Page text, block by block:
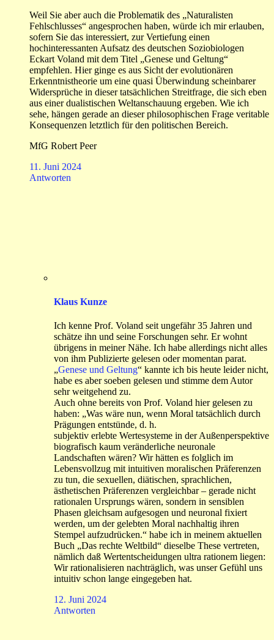
Weil Sie aber auch die Problematik des „Naturalisten
Fehlschlusses“ angesprochen haben, würde ich mir erlauben,
sofern Sie das interessiert, zur Vertiefung einen
hochinteressanten Aufsatz des deutschen Soziobiologen
Eckart Voland mit dem Titel „Genese und Geltung“
empfehlen. Hier ginge es aus Sicht der evolutionären
Erkenntnistheorie um eine quasi Überwindung scheinbarer
Widersprüche in dieser tatsächlichen Streitfrage, die sich eben
aus einer dualistischen Weltanschauung ergeben. Wie ich
sehe, hängen gerade an dieser philosophischen Frage veritable
Konsequenzen letztlich für den politischen Bereich.
MfG Robert Peer
11. Juni 2024
Antworten
Klaus Kunze
Ich kenne Prof. Voland seit ungefähr 35 Jahren und
schätze ihn und seine Forschungen sehr. Er wohnt
übrigens in meiner Nähe. Ich habe allerdings nicht alles
von ihm Publizierte gelesen oder momentan parat.
„Genese und Geltung“ kannte ich bis heute leider nicht,
habe es aber soeben gelesen und stimme dem Autor
sehr weitgehend zu.
Auch ohne bereits von Prof. Voland hier gelesen zu
haben: „Was wäre nun, wenn Moral tatsächlich durch
Prägungen entstünde, d. h.
subjektiv erlebte Wertesysteme in der Außenperspektive
biografisch kaum veränderliche neuronale
Landschaften wären? Wir hätten es folglich im
Lebensvollzug mit intuitiven moralischen Präferenzen
zu tun, die sexuellen, diätischen, sprachlichen,
ästhetischen Präferenzen vergleichbar – gerade nicht
rationalen Ursprungs wären, sondern in sensiblen
Phasen gleichsam aufgesogen und neuronal fixiert
werden, um der gelebten Moral nachhaltig ihren
Stempel aufzudrücken.“ habe ich in meinem aktuellen
Buch „Das rechte Weltbild“ dieselbe These vertreten,
nämlich daß Wertentscheidungen ultra rationem liegen:
Wir rationalisieren nachträglich, was unser Gefühl uns
intuitiv schon lange eingegeben hat.
12. Juni 2024
Antworten